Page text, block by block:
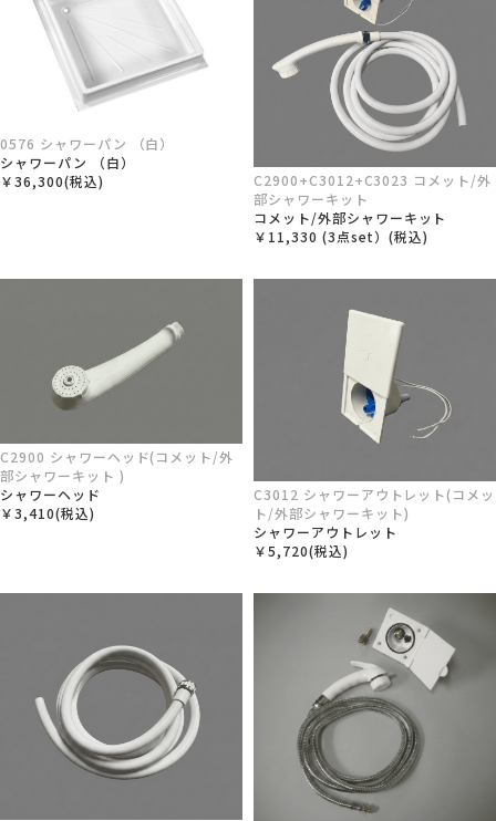
0576 シャワーパン （白）
シャワーパン （白）
￥36,300(税込)
C2900+C3012+C3023 コメット/外
部シャワーキット
コメット/外部シャワーキット
￥11,330 (3点set）(税込)
C2900 シャワーヘッド(コメット/外
部シャワーキット )
シャワーヘッド
￥3,410(税込)
C3012 シャワーアウトレット(コメッ
ト/外部シャワーキット)
シャワーアウトレット
￥5,720(税込)